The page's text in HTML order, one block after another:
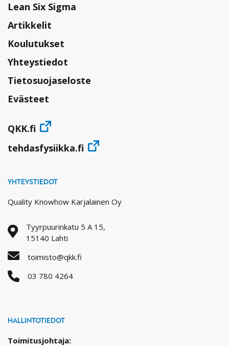
Lean Six Sigma
Artikkelit
Koulutukset
Yhteystiedot
Tietosuojaseloste
Evästeet
QKK.fi
tehdasfysiikka.fi
YHTEYSTIEDOT
Quality Knowhow Karjalainen Oy
Tyyrpuurinkatu 5 A 15,
15140 Lahti
toimisto@qkk.fi
03 780 4264
HALLINTOTIEDOT
Toimitusjohtaja: